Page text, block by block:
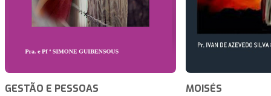
GESTÃO E PESSOAS MOISÉS